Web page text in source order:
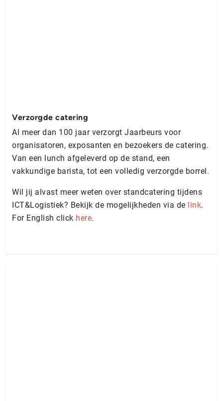
Verzorgde catering
Al meer dan 100 jaar verzorgt Jaarbeurs voor
organisatoren, exposanten en bezoekers de catering.
Van een lunch afgeleverd op de stand, een
vakkundige barista, tot een volledig verzorgde borrel.
Wil jij alvast meer weten over standcatering tijdens
ICT&Logistiek? Bekijk de mogelijkheden via de link.
For English click here.